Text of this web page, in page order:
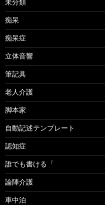
未分類
痴呆
痴呆症
立体音響
筆記具
老人介護
脚本家
自動記述テンプレート
認知症
誰でも書ける「
論陣介護
車中泊